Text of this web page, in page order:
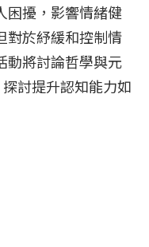
困擾，影響情緒健
對於紓緩和控制情
動將討論哲學與元
討提升認知能力如